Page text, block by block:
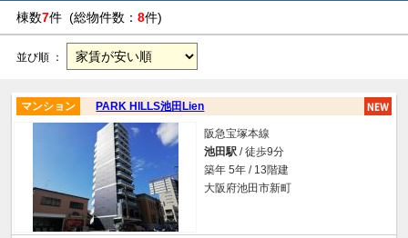
棟数7件 (総物件数： 8件)
並び順 ：
PARK HILLS池田Lien
マンション
阪急宝塚本線
池田駅 / 徒歩9分
築年 5年 / 13階建
大阪府池田市新町